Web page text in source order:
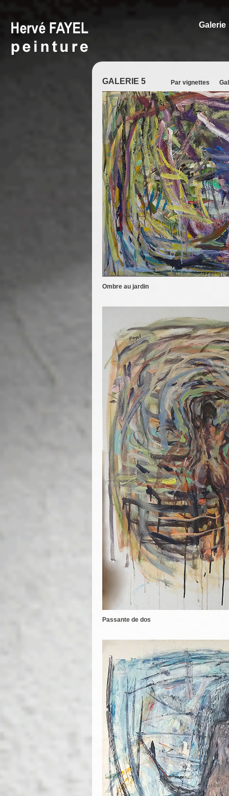
Galerie
GALERIE 5 Par vignettes
Ombre au jardin
Passante de dos